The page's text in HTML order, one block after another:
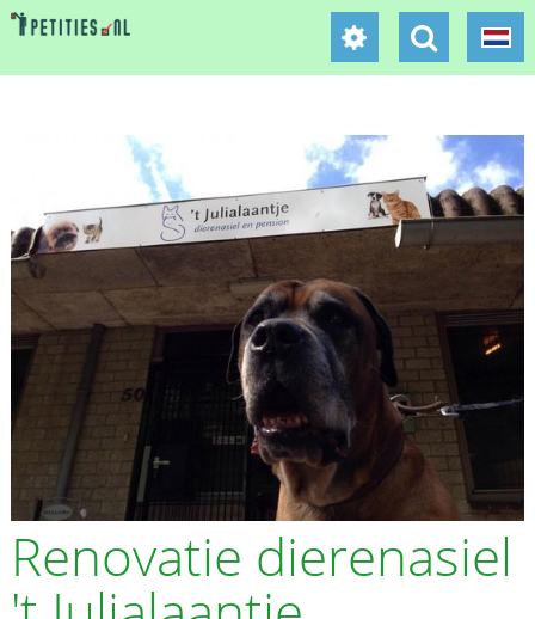
Renovatie dierenasiel